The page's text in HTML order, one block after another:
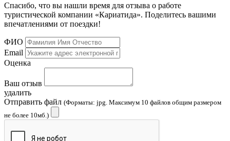
Спасибо, что вы нашли время для отзыва о работе
туристической компании «Кариатида». Поделитесь вашими
впечатлениями от поездки!
ФИО
Email
Оценка
Ваш отзыв
удалить
Отправить файл (Форматы: jpg. Максимум 10 файлов общим размером
не более 10мб.)